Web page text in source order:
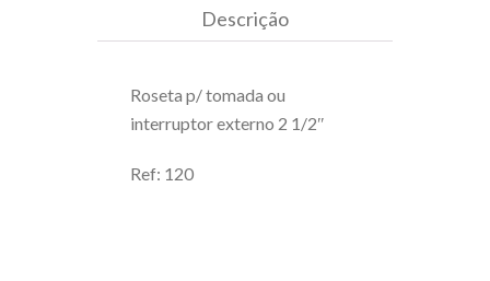
Descrição
Roseta p/ tomada ou
interruptor externo 2 1/2″
Ref: 120